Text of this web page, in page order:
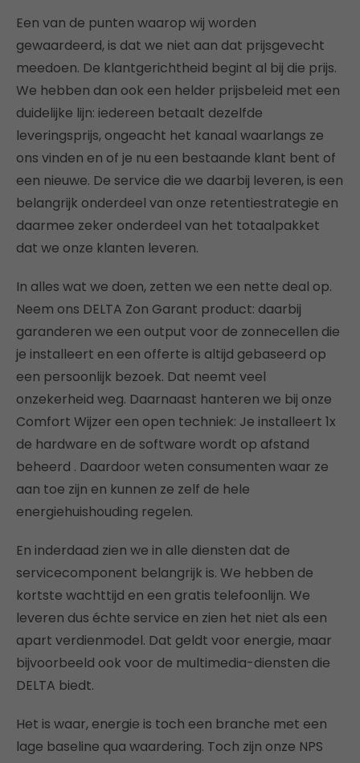
Een van de punten waarop wij worden
gewaardeerd, is dat we niet aan dat prijsgevecht
meedoen. De klantgerichtheid begint al bij die prijs.
We hebben dan ook een helder prijsbeleid met een
duidelijke lijn: iedereen betaalt dezelfde
leveringsprijs, ongeacht het kanaal waarlangs ze
ons vinden en of je nu een bestaande klant bent of
een nieuwe. De service die we daarbij leveren, is een
belangrijk onderdeel van onze retentiestrategie en
daarmee zeker onderdeel van het totaalpakket
dat we onze klanten leveren.
In alles wat we doen, zetten we een nette deal op.
Neem ons DELTA Zon Garant product: daarbij
garanderen we een output voor de zonnecellen die
je installeert en een offerte is altijd gebaseerd op
een persoonlijk bezoek. Dat neemt veel
onzekerheid weg. Daarnaast hanteren we bij onze
Comfort Wijzer een open techniek: Je installeert 1x
de hardware en de software wordt op afstand
beheerd . Daardoor weten consumenten waar ze
aan toe zijn en kunnen ze zelf de hele
energiehuishouding regelen.
En inderdaad zien we in alle diensten dat de
servicecomponent belangrijk is. We hebben de
kortste wachttijd en een gratis telefoonlijn. We
leveren dus échte service en zien het niet als een
apart verdienmodel. Dat geldt voor energie, maar
bijvoorbeeld ook voor de multimedia-diensten die
DELTA biedt.
Het is waar, energie is toch een branche met een
lage baseline qua waardering. Toch zijn onze NPS